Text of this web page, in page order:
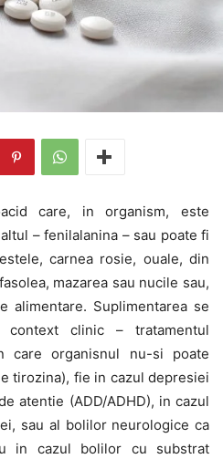
care, in organism, este
– fenilalanina – sau poate fi
carnea rosie, ouale, din
mazarea sau nucile sau,
alimentare. Suplimentarea se
clinic – tratamentul
care organisnul nu-si poate
tirozina), fie in cazul depresiei
atentie (ADD/ADHD), in cazul
sau al bolilor neurologice ca
in cazul bolilor cu substrat